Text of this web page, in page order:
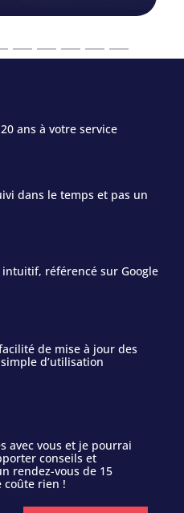
ans à votre service
dans le temps et pas un
référencé sur Google
de mise à jour des
d’utilisation
avec vous et je pourrai
conseils et
rendez-vous de 15
coûte rien !